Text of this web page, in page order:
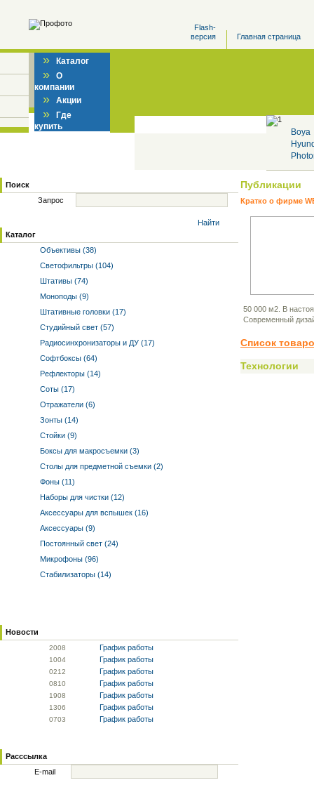
Flash-
версия
Главная страница
» Каталог
» О
компании
» Акции
» Где
купить
Boya
Поиск
Запрос
Найти
Каталог
Объективы (38)
Светофильтры (104)
Штативы (74)
Моноподы (9)
Штативные головки (17)
Студийный свет (57)
Радиосинхронизаторы и ДУ (17)
Софтбоксы (64)
Рефлекторы (14)
Соты (17)
Отражатели (6)
Зонты (14)
Стойки (9)
Боксы для макросъемки (3)
Столы для предметной съемки (2)
Фоны (11)
Наборы для чистки (12)
Аксессуары для вспышек (16)
Аксессуары (9)
Постоянный свет (24)
Микрофоны (96)
Стабилизаторы (14)
Новости
2008 График работы
1004 График работы
0212 График работы
0810 График работы
1908 График работы
1306 График работы
0703 График работы
Расссылка
E-mail
Публикации
Кратко о фирме
50 000 м2. В
Современный
Список
Технологии